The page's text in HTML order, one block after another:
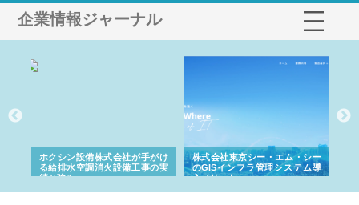
企業情報ジャーナル
ホクシン設備株式会社が手がけ
る給排水空調消火設備工事の実
績と強み
株式会社東京シー・エム・シー
のGISインフラ管理システム導
入メリット